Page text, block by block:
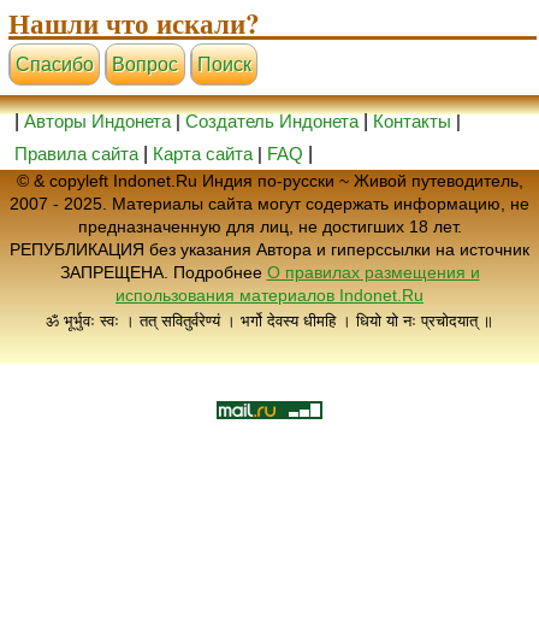
Нашли что искали?
Cпасибо Вопрос Поиск
|Авторы Индонета|Создатель Индонета|Контакты|
Правила сайта
Карта сайта | FAQ
© & copyleft Indonet.Ru Индия по-русски ~ Живой путеводитель,
2007 - 2025. Материалы сайта могут содержать информацию, не
предназначенную для лиц, не достигших 18 лет.
РЕПУБЛИКАЦИЯ без указания Автора и гиперссылки на источник
ЗАПРЕЩЕНА. Подробнее О правилах размещения и
использования материалов Indonet.Ru
ॐ भूर्भुवः स्वः । तत् सवितुर्वरेण्यं । भर्गो देवस्य धीमहि । धियो यो नः प्रचोदयात् ॥